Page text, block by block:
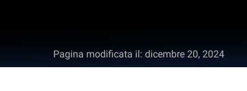
Pagina modificata il: dicembre 20, 2024